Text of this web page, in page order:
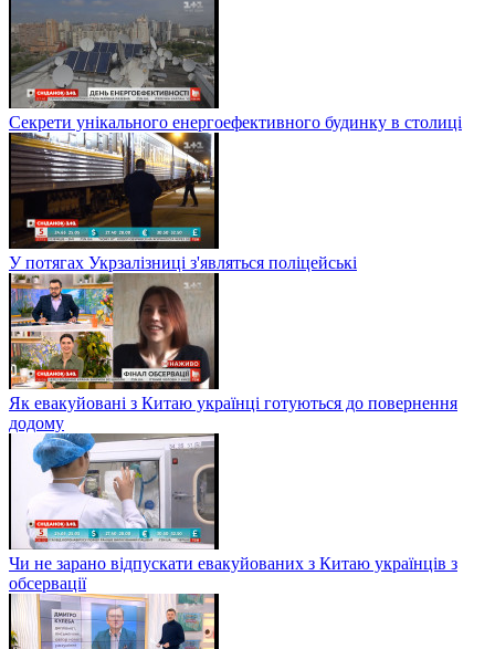
Секрети унікального енергоефективного будинку в столиці
У потягах Укрзалізниці з'являться поліцейські
Як евакуйовані з Китаю українці готуються до повернення
додому
Чи не зарано відпускати евакуйованих з Китаю українців з
обсервації